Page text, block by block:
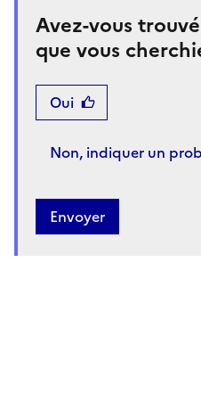
Avez-vous
que vous
Oui
Non, indiquer un